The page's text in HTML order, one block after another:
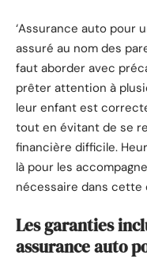
‘Assurance auto pour
assuré au nom des
faut aborder avec
prêter attention à
leur enfant est
tout en évitant de se
financière difficile.
là pour les
nécessaire dans cette
Les garanties
assurance auto